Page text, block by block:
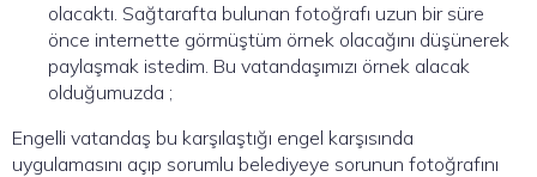
olacaktı. Sağtarafta bulunan fotoğrafı uzun bir süre
önce internette görmüştüm örnek olacağını düşünerek
paylaşmak istedim. Bu vatandaşımızı örnek alacak
olduğumuzda ;
Engelli vatandaş bu karşılaştığı engel karşısında
uygulamasını açıp sorumlu belediyeye sorunun fotoğrafını